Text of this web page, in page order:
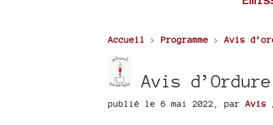
Accueil > Programme > Avis
Avis
publié le 6 mai 2022 par Avis